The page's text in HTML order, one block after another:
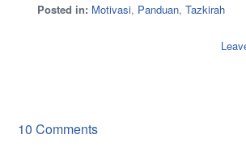
Posted in: Motivasi, Panduan,Tazkirah
10 Comments